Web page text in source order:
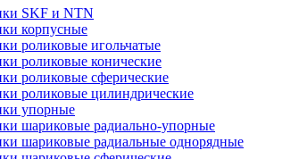
SKF и NTN
корпусные
роликовые игольчатые
роликовые конические
роликовые сферические
роликовые цилиндрические
упорные
шариковые радиально-упорные
шариковые радиальные однорядные